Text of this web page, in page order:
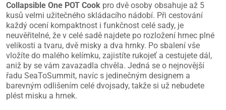
Collapsible One POT Cook pro dvě osoby obsahuje až 5
kusů velmi užitečného skládacího nádobí. Při cestování
každý ocení kompaktnost i funkčnost celé sady, je
neuvěřitelné, že v celé sadě najdete po rozložení hrnec plné
velikosti a tvaru, dvě misky a dva hrnky. Po sbalení vše
vložíte do malého kelímku, zajistíte rukojeť a cestujete dál,
aniž by se vám zavazadla chvěla. Jedná se o nejnovější
řadu SeaToSummit, navíc s jedinečným designem a
barevným odlišením celé dvojsady, takže si už nebudete
plést misku a hrnek.